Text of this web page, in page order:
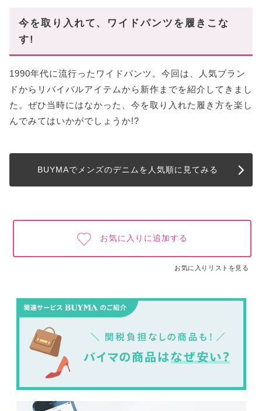
今を取り入れて、ワイドパンツを履きこな
す!
1990年代に流行ったワイドパンツ。今回は、人気ブラン
ドからリバイバルアイテムから新作までを紹介してきまし
た。ぜひ当時にはなかった、今を取り入れた履き方を楽し
んでみてはいかがでしょうか!?
BUYMAでメンズのデニムを人気順に見てみる
お気に入りに追加する
お気に入りリストを見る